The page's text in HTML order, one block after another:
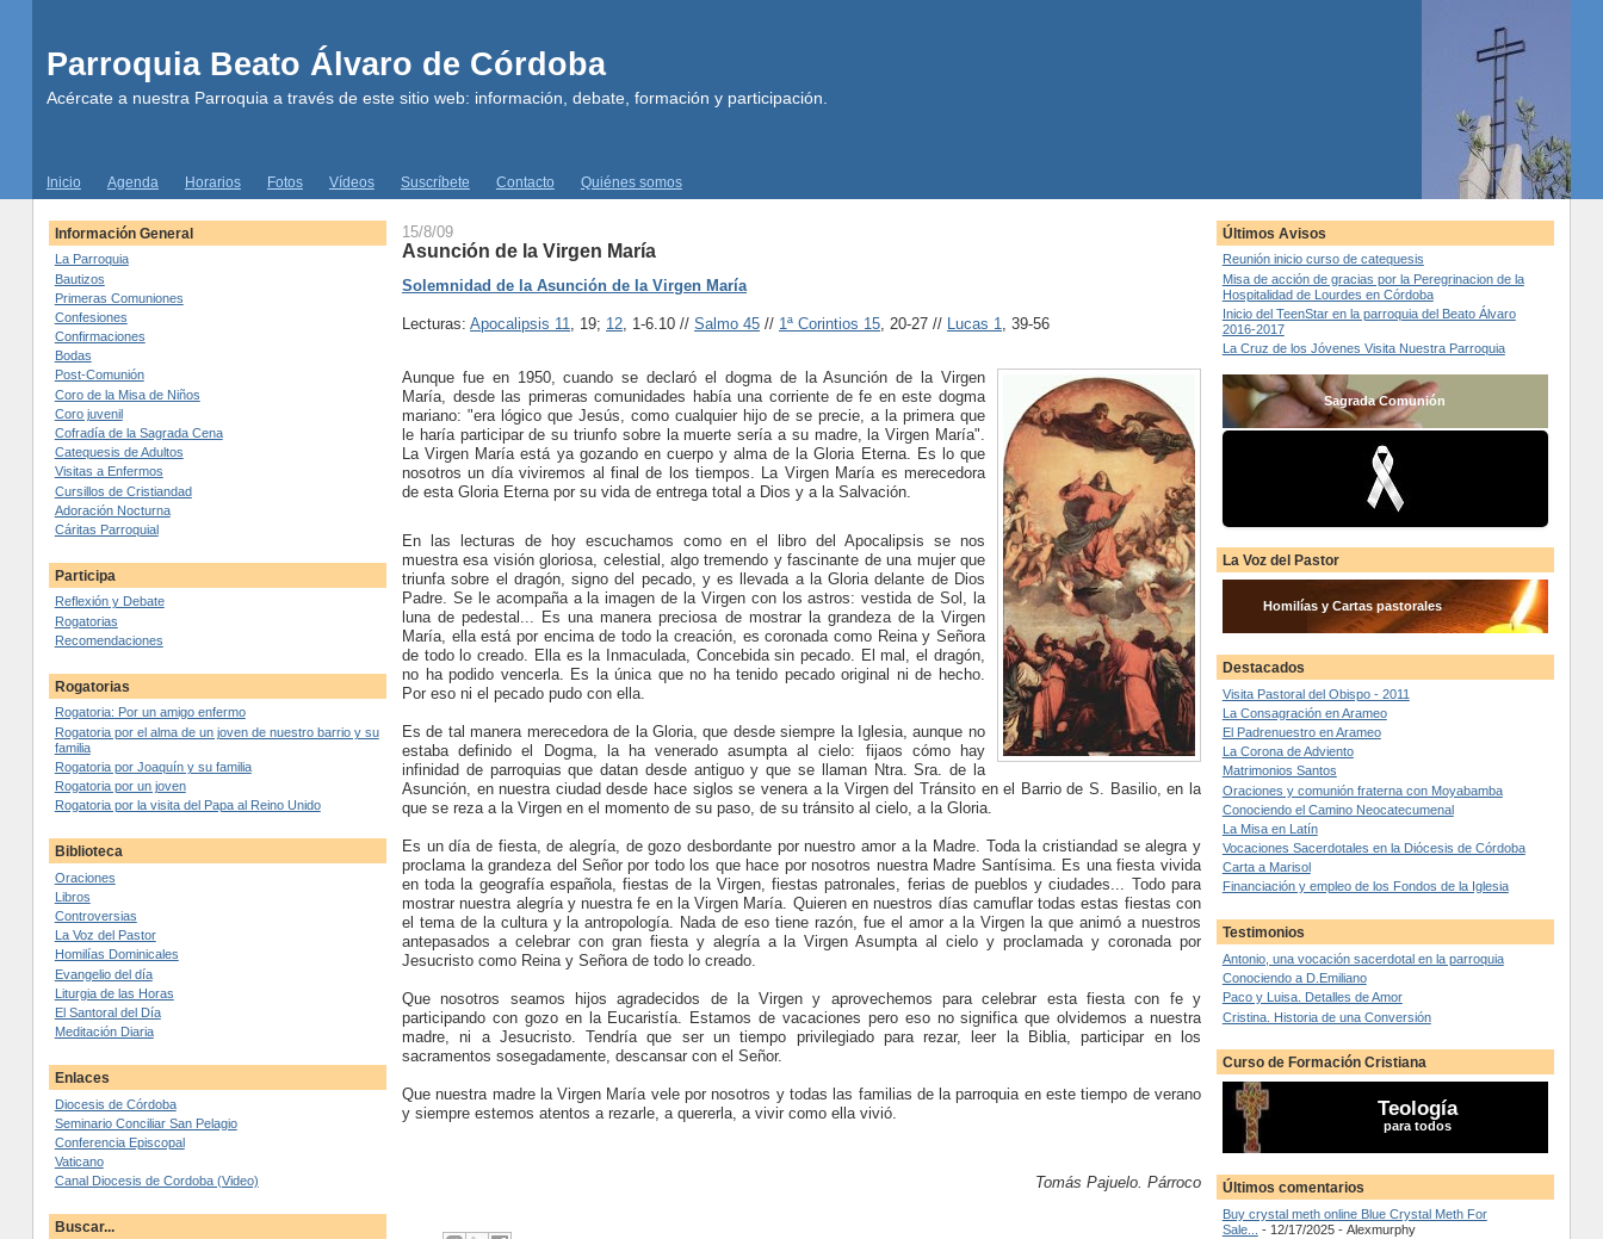
Parroquia Beato Álvaro de Córdoba
Acércate a nuestra Parroquia a través de este sitio web: información, debate, formación y participación.
Inicio Agenda Horarios Fotos Vídeos Suscríbete Contacto Quiénes somos
Información General
La Parroquia
Bautizos
Primeras Comuniones
Confesiones
Confirmaciones
Bodas
Post-Comunión
Coro de la Misa de Niños
Coro juvenil
Cofradía de la Sagrada Cena
Catequesis de Adultos
Visitas a Enfermos
Cursillos de Cristiandad
Adoración Nocturna
Cáritas Parroquial
Participa
Reflexión y Debate
Rogatorias
Recomendaciones
Rogatorias
Rogatoria: Por un amigo enfermo
Rogatoria por el alma de un joven de nuestro barrio y su
familia
Rogatoria por Joaquín y su familia
Rogatoria por un joven
Rogatoria por la visita del Papa al Reino Unido
Biblioteca
Oraciones
Libros
Controversias
La Voz del Pastor
Homilías Dominicales
Evangelio del día
Liturgia de las Horas
El Santoral del Día
Meditación Diaria
Enlaces
Diocesis de Córdoba
Seminario Conciliar San Pelagio
Conferencia Episcopal
Vaticano
Canal Diocesis de Cordoba (Video)
Buscar...
15/8/09
Asunción de la Virgen María
Solemnidad de la Asunción de la Virgen María
Lecturas:Apocalipsis 11 , 19; 12 , 1-6.10 //Salmo 45 // 1ª Corintios 15 , 20-27 // Lucas 1 , 39-56
Aunque fue en 1950, cuando se declaró el dogma de la Asunción de la Virgen
María, desde las primeras comunidades había una corriente de fe en este dogma
mariano: "era lógico que Jesús, como cualquier hijo de se precie, a la primera que
le haría participar de su triunfo sobre la muerte sería a su madre, la Virgen María".
La Virgen María está ya gozando en cuerpo y alma de la Gloria Eterna. Es lo que
nosotros un día viviremos al final de los tiempos. La Virgen María es merecedora
de esta Gloria Eterna por su vida de entrega total a Dios y a la Salvación.
En las lecturas de hoy escuchamos como en el libro del Apocalipsis se nos
muestra esa visión gloriosa, celestial, algo tremendo y fascinante de una mujer que
triunfa sobre el dragón, signo del pecado, y es llevada a la Gloria delante de Dios
Padre. Se le acompaña a la imagen de la Virgen con los astros: vestida de Sol, la
luna de pedestal... Es una manera preciosa de mostrar la grandeza de la Virgen
María, ella está por encima de todo la creación, es coronada como Reina y Señora
de todo lo creado. Ella es la Inmaculada, Concebida sin pecado. El mal, el dragón,
no ha podido vencerla. Es la única que no ha tenido pecado original ni de hecho.
Por eso ni el pecado pudo con ella.
Es de tal manera merecedora de la Gloria, que desde siempre la Iglesia, aunque no
estaba definido el Dogma, la ha venerado asumpta al cielo: fijaos cómo hay
infinidad de parroquias que datan desde antiguo y que se llaman Ntra. Sra. de la
Asunción, en nuestra ciudad desde hace siglos se venera a la Virgen del Tránsito en el Barrio de S. Basilio, en la
que se reza a la Virgen en el momento de su paso, de su tránsito al cielo, a la Gloria.
Es un día de fiesta, de alegría, de gozo desbordante por nuestro amor a la Madre. Toda la cristiandad se alegra y
proclama la grandeza del Señor por todo los que hace por nosotros nuestra Madre Santísima. Es una fiesta vivida
en toda la geografía española, fiestas de la Virgen, fiestas patronales, ferias de pueblos y ciudades... Todo para
mostrar nuestra alegría y nuestra fe en la Virgen María. Quieren en nuestros días camuflar todas estas fiestas con
el tema de la cultura y la antropología. Nada de eso tiene razón, fue el amor a la Virgen la que animó a nuestros
antepasados a celebrar con gran fiesta y alegría a la Virgen Asumpta al cielo y proclamada y coronada por
Jesucristo como Reina y Señora de todo lo creado.
Que nosotros seamos hijos agradecidos de la Virgen y aprovechemos para celebrar esta fiesta con fe y
participando con gozo en la Eucaristía. Estamos de vacaciones pero eso no significa que olvidemos a nuestra
madre, ni a Jesucristo. Tendría que ser un tiempo privilegiado para rezar, leer la Biblia, participar en los
sacramentos sosegadamente, descansar con el Señor.
Que nuestra madre la Virgen María vele por nosotros y todas las familias de la parroquia en este tiempo de verano
y siempre estemos atentos a rezarle, a quererla, a vivir como ella vivió.
Tomás Pajuelo. Párroco
Últimos Avisos
Reunión inicio curso de catequesis
Misa de acción de gracias por la Peregrinacion de la
Hospitalidad de Lourdes en Córdoba
Inicio del TeenStar en la parroquia del Beato Álvaro
2016-2017
La Cruz de los Jóvenes Visita Nuestra Parroquia
Sagrada Comunión
La Voz del Pastor
Homilías y Cartas pastorales
Destacados
Visita Pastoral del Obispo - 2011
La Consagración en Arameo
El Padrenuestro en Arameo
La Corona de Adviento
Matrimonios Santos
Oraciones y comunión fraterna con Moyabamba
Conociendo el Camino Neocatecumenal
La Misa en Latín
Vocaciones Sacerdotales en la Diócesis de Córdoba
Carta a Marisol
Financiación y empleo de los Fondos de la Iglesia
Testimonios
Antonio, una vocación sacerdotal en la parroquia
Conociendo a D.Emiliano
Paco y Luisa. Detalles de Amor
Cristina. Historia de una Conversión
Curso de Formación Cristiana
Teología
para todos
Últimos comentarios
Buy crystal meth online Blue Crystal Meth For
Sale...
- 12/17/2025- Alexmurphy